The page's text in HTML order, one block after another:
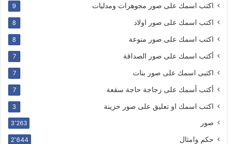
اكتب اسمك على صور مجوهرات ومدليات 9
اكتب اسمك على صور اولاد 8
اكتب اسمك على صور منوعة 8
أكتب اسمك على صور الصداقة 7
اكتبى اسمك على صور بنات 7
أكتب أسمك على زجاجة حاجة سقعة 7
اكتب اسمك او تعليق على صور حزينة 3
صور 3٬263
حكم وامثال 2٬644